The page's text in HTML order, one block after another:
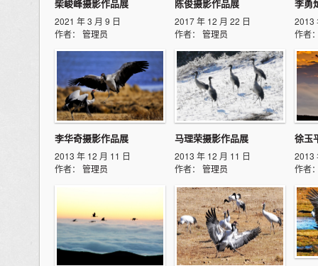
柴峻峰摄影作品展
2021 年 3 月 9 日
作者： 管理员
陈俊摄影作品展
2017 年 12 月 22 日
作者： 管理员
李勇
2013
作者
李华奇摄影作品展
2013 年 12 月 11 日
作者： 管理员
马理荣摄影作品展
2013 年 12 月 11 日
作者： 管理员
徐玉
2013
作者